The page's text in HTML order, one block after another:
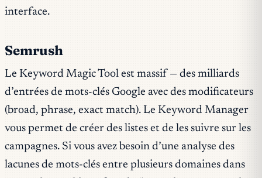
interface.
Semrush
Le Keyword Magic Tool est massif — des milliards
d’entrées de mots-clés Google avec des modificateurs
(broad, phrase, exact match). Le Keyword Manager
vous permet de créer des listes et de les suivre sur les
campagnes. Si vous avez besoin d’une analyse des
lacunes de mots-clés entre plusieurs domaines dans